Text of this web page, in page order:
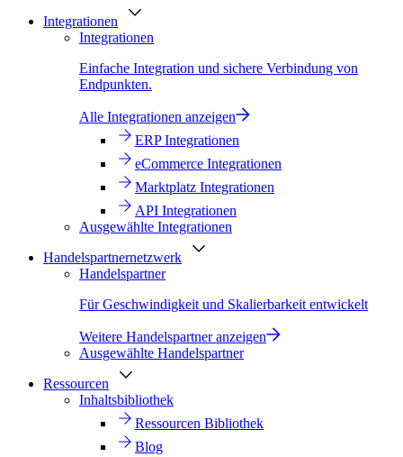
Integrationen
Integrationen
Einfache Integration und sichere Verbindung von
Endpunkten.
Alle Integrationen anzeigen
ERP Integrationen
eCommerce Integrationen
Marktplatz Integrationen
API Integrationen
Ausgewählte Integrationen
Handelspartnernetzwerk
Handelspartner
Für Geschwindigkeit und Skalierbarkeit entwickelt
Weitere Handelspartner anzeigen
Ausgewählte Handelspartner
Ressourcen
Inhaltsbibliothek
Ressourcen Bibliothek
Blog